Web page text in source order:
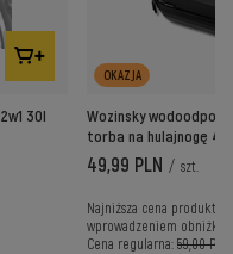
30l
OKAZJA
Wozinsky
torba na hulajnogę 4 l
49,99 PLN / szt.
Najniższa cena produktu
wprowadzeniem obniżki:
Cena regularna: 59,00 PLN